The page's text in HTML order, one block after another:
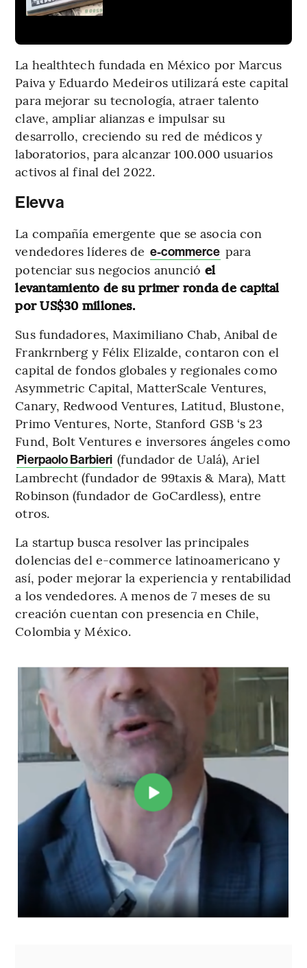
La healthtech fundada en México por Marcus
Paiva y Eduardo Medeiros utilizará este capital
para mejorar su tecnología, atraer talento
clave, ampliar alianzas e impulsar su
desarrollo, creciendo su red de médicos y
laboratorios, para alcanzar 100.000 usuarios
activos al final del 2022.
Elevva
La compañía emergente que se asocia con
vendedores líderes de e-commerce para
potenciar sus negocios anunció el
levantamiento de su primer ronda de capital
por US$30 millones.
Sus fundadores, Maximiliano Chab, Anibal de
Frankrnberg y Félix Elizalde, contaron con el
capital de fondos globales y regionales como
Asymmetric Capital, MatterScale Ventures,
Canary, Redwood Ventures, Latitud, Blustone,
Primo Ventures, Norte, Stanford GSB ‘s 23
Fund, Bolt Ventures e inversores ángeles como
Pierpaolo Barbieri (fundador de Ualá), Ariel
Lambrecht (fundador de 99taxis & Mara), Matt
Robinson (fundador de GoCardless), entre
otros.
La startup busca resolver las principales
dolencias del e-commerce latinoamericano y
así, poder mejorar la experiencia y rentabilidad
a los vendedores. A menos de 7 meses de su
creación cuentan con presencia en Chile,
Colombia y México.